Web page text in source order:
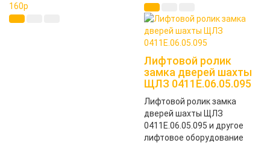
160p
Лифтовой ролик
замка дверей шахты
ЩЛЗ 0411Е.06.05.095
Лифтовой ролик замка
дверей шахты ЩЛЗ
0411Е.06.05.095 и другое
лифтовое оборудование